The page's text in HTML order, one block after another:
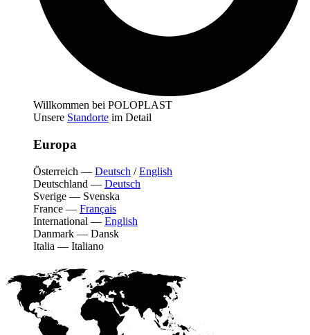
Willkommen bei POLOPLAST
Unsere Standorte im Detail
Europa
Österreich — Deutsch /English
Deutschland — Deutsch
Sverige — Svenska
France — Français
International — English
Danmark — Dansk
Italia — Italiano